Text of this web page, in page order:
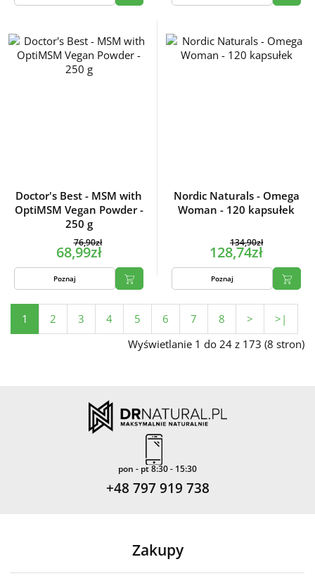
Doctor's Best - MSM with
OptiMSM Vegan Powder -
250 g
76,90zł
68,99zł
Poznaj
Nordic Naturals - Omega
Woman - 120 kapsułek
134,90zł
128,74zł
Poznaj
1 2 3 4 5 6 7 8 >
>|
Wyświetlanie 1 do 24 z 173 (8 stron)
pon - pt 8:30 - 15:30
+48 797 919 738
Zakupy